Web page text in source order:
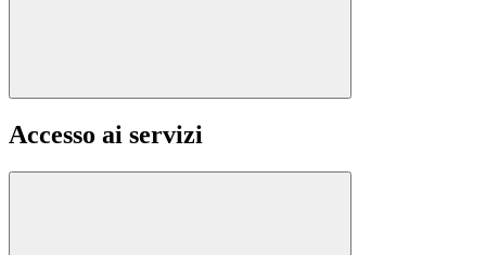
Accesso ai servizi